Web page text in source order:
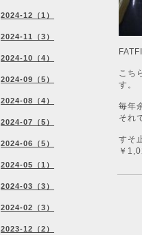
こち
す。
毎年
それ
すそ
￥
2024-12（1）
2024-11（3）
2024-10（4）
2024-09（5）
2024-08（4）
2024-07（5）
2024-06（5）
2024-05（1）
2024-03（3）
2024-02（3）
2023-12（2）